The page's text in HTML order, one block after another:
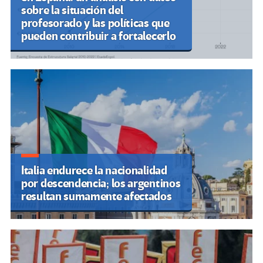
sobre la situación del
profesorado y las políticas que
pueden contribuir a fortalecerlo
Italia endurece la nacionalidad
por descendencia; los argentinos
resultan sumamente afectados